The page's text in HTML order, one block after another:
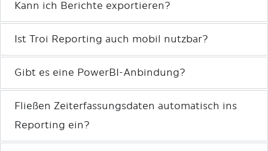
Kann ich Berichte exportieren?
Ist Troi Reporting auch mobil nutzbar?
Gibt es eine PowerBI-Anbindung?
Fließen Zeiterfassungsdaten automatisch ins
Reporting ein?